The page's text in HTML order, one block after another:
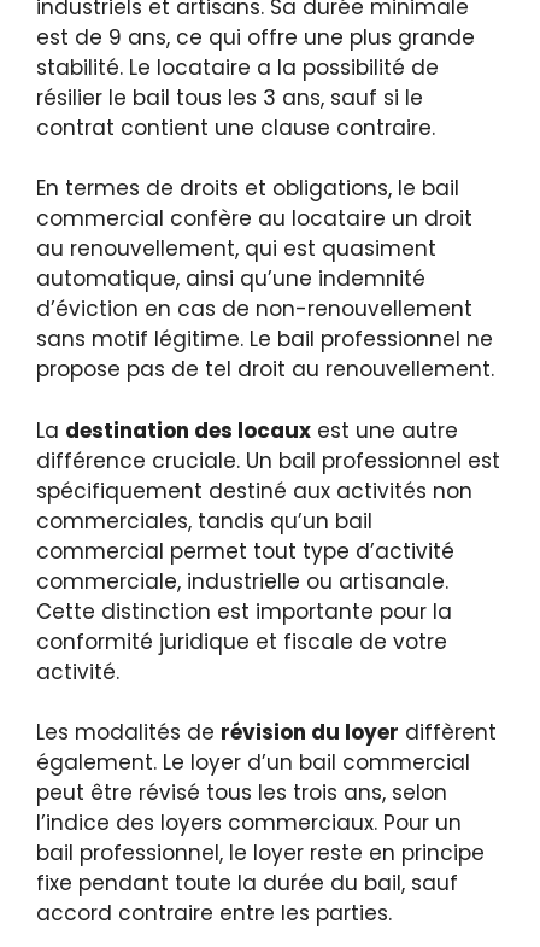
industriels et artisans. Sa durée minimale
est de 9 ans, ce qui offre une plus grande
stabilité. Le locataire a la possibilité de
résilier le bail tous les 3 ans, sauf si le
contrat contient une clause contraire.
En termes de droits et obligations, le bail
commercial confère au locataire un droit
au renouvellement, qui est quasiment
automatique, ainsi qu’une indemnité
d’éviction en cas de non-renouvellement
sans motif légitime. Le bail professionnel ne
propose pas de tel droit au renouvellement.
La destination des locaux est une autre
différence cruciale. Un bail professionnel est
spécifiquement destiné aux activités non
commerciales, tandis qu’un bail
commercial permet tout type d’activité
commerciale, industrielle ou artisanale.
Cette distinction est importante pour la
conformité juridique et fiscale de votre
activité.
Les modalités de révision du loyer diffèrent
également. Le loyer d’un bail commercial
peut être révisé tous les trois ans, selon
l’indice des loyers commerciaux. Pour un
bail professionnel, le loyer reste en principe
fixe pendant toute la durée du bail, sauf
accord contraire entre les parties.